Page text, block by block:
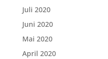
Juli 2020
Juni 2020
Mai 2020
April 2020